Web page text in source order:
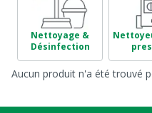
Nettoyage &
Désinfection
Aucun produit n'a été trouvé